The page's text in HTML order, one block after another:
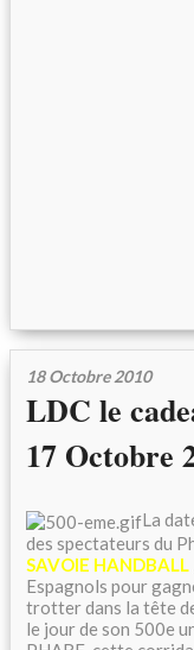
18 Octobre 2010
LDC le
17 Octobre
La
des spectateurs du
SAVOIE HANDBALL
Espagnols pour
trotter dans la tête
le jour de son 500e